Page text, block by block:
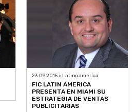
23.09.2015 > Latinoamérica
FIC LATIN AMERICA
PRESENTA EN MIAMI SU
ESTRATEGIA DE VENTAS
PUBLICITARIAS